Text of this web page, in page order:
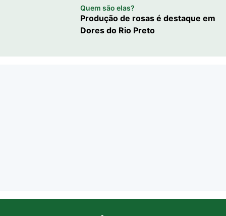
Quem são elas?
Produção de rosas é destaque em
Dores do Rio Preto